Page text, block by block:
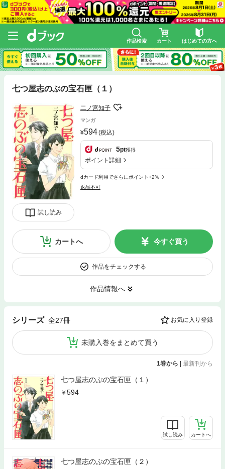
作品検索 カート はじめての方へ
七つ屋志のぶの宝石匣（１）
試し読み
二ノ宮知子
マンガ
594(税込)
5pt獲得
ポイント詳細
dカード利用でさらにポイント+2%
返品不可
カートへ 今すぐ買う
作品をチェックする
作品情報へ
シリーズ 全27冊 お気に入り登録
未購入巻をまとめて買う
1巻から | 最新刊から
七つ屋志のぶの宝石匣（１）
594
試し読み カートへ
七つ屋志のぶの宝石匣（２）